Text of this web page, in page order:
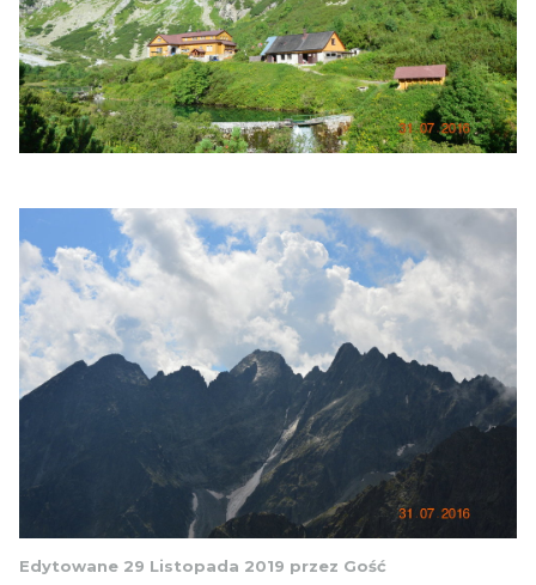
Edytowane 29 Listopada 2019 przez Gość